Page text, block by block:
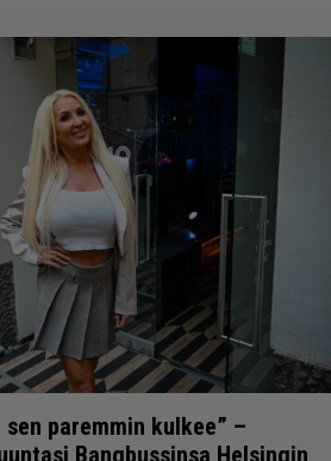
paremmin kulkee” –
Bangbussinsa Helsingin